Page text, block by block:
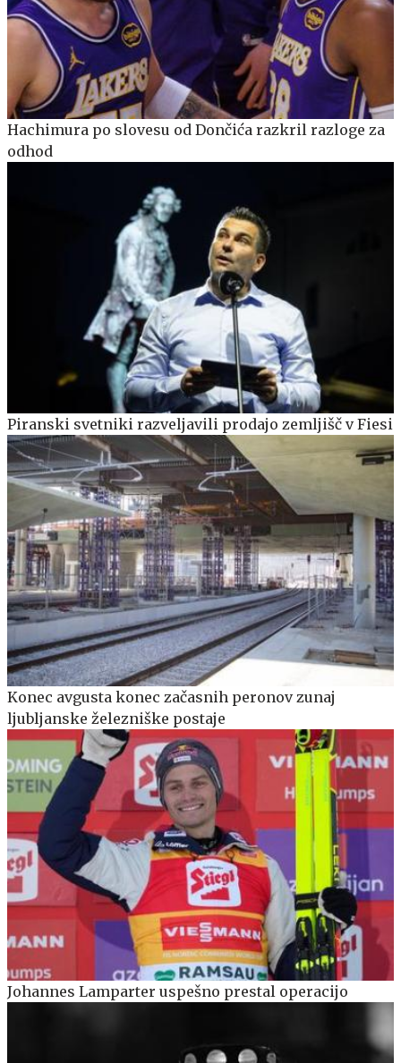
Hachimura po slovesu od Dončića razkril razloge za
odhod
Piranski svetniki razveljavili prodajo zemljišč v Fiesi
Konec avgusta konec začasnih peronov zunaj
ljubljanske železniške postaje
Johannes Lamparter uspešno prestal operacijo